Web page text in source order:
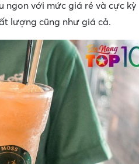
ngon với mức giá rẻ và cực kỳ
lượng cũng như giá cả.